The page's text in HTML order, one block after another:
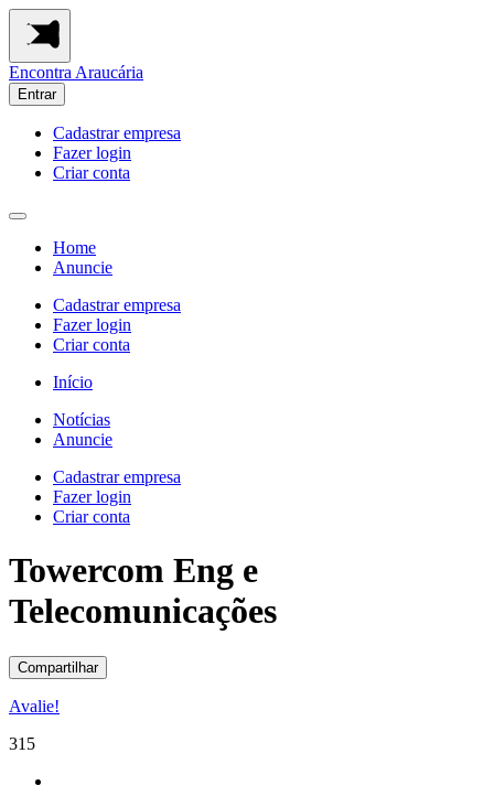
Encontra Araucária
Entrar
Cadastrar empresa
Fazer login
Criar conta
Home
Anuncie
Cadastrar empresa
Fazer login
Criar conta
Início
Notícias
Anuncie
Cadastrar empresa
Fazer login
Criar conta
Towercom Eng e
Telecomunicações
Compartilhar
Avalie!
315